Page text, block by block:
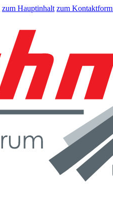
zum Hauptinhalt zum